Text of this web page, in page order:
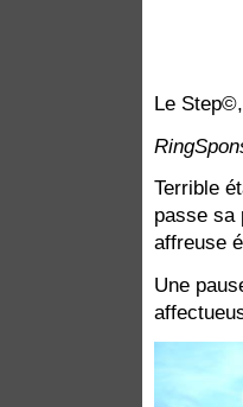
Le
Terrible
passe sa
affreuse
Une